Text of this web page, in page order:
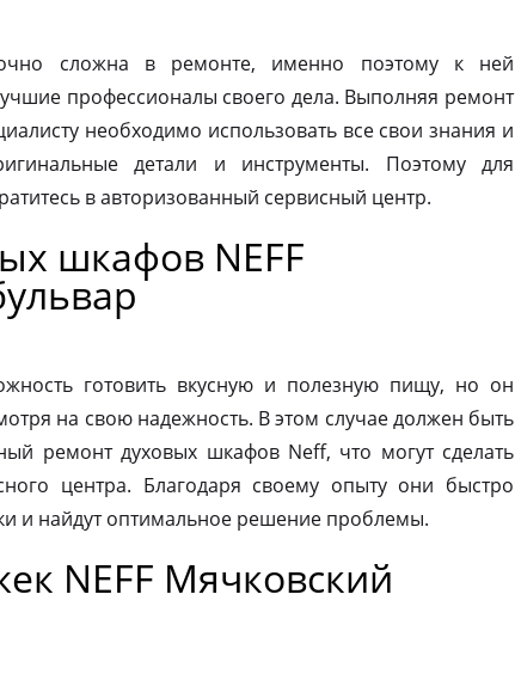
сложна в ремонте, именно поэтому к ней
профессионалы своего дела. Выполняя ремонт
необходимо использовать все свои знания и
детали и инструменты. Поэтому для
в авторизованный сервисный центр.
шкафов NEFF
готовить вкусную и полезную пищу, но он
на свою надежность. В этом случае должен быть
ремонт духовых шкафов Neff, что могут сделать
центра. Благодаря своему опыту они быстро
и найдут оптимальное решение проблемы.
NEFF Мячковский